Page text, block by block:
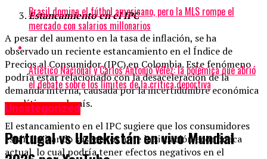
Estancamiento en el IPC
A pesar del aumento en la tasa de inflación, se ha
observado un reciente estancamiento en el Índice de
Precios al Consumidor (IPC) en Colombia. Este fenómeno
podría estar relacionado con la desaceleración de la
demanda interna, causada por la incertidumbre económica
y política en el país.
El estancamiento en el IPC sugiere que los consumidores
están limitando sus gastos ante la situación económica
actual, lo cual podría tener efectos negativos en el
Brasil domina el fútbol americano, pero la MLS rompe el
mercado con salarios millonarios
Atlético Nacional y Carlos Antonio Vélez: la polémica que abrió
el debate sobre los límites de la crítica deportiva
Uncategorized
Portugal vs Uzbekistán en vivo Mundial